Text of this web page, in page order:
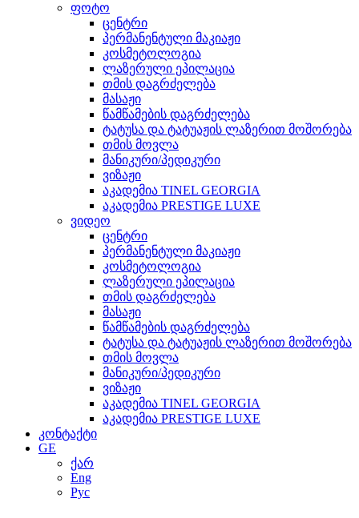
ფოტო
ცენტრი
პერმანენტული მაკიაჟი
კოსმეტოლოგია
ლაზერული ეპილაცია
თმის დაგრძელება
მასაჟი
წამწამების დაგრძელება
ტატუსა და ტატუაჟის ლაზერით მოშორება
თმის მოვლა
მანიკური/პედიკური
ვიზაჟი
აკადემია TINEL GEORGIA
აკადემია PRESTIGE LUXE
ვიდეო
ცენტრი
პერმანენტული მაკიაჟი
კოსმეტოლოგია
ლაზერული ეპილაცია
თმის დაგრძელება
მასაჟი
წამწამების დაგრძელება
ტატუსა და ტატუაჟის ლაზერით მოშორება
თმის მოვლა
მანიკური/პედიკური
ვიზაჟი
აკადემია TINEL GEORGIA
აკადემია PRESTIGE LUXE
კონტაქტი
GE
ქარ
Eng
Рус